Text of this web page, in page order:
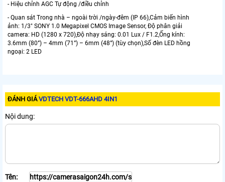
- Hiệu chỉnh AGC Tự động /điều chỉnh
- Quan sát Trong nhà – ngoài trời /ngày-đêm (IP 66),Cảm biến hình
ảnh: 1/3" SONY 1.0 Megapixel CMOS Image Sensor, Độ phân giải
camera: HD (1280 x 720),Độ nhạy sáng: 0.01 Lux / F1.2,Ống kính:
3.6mm (80°) – 4mm (71°) – 6mm (48°) (tùy chọn),Số đèn LED hồng
ngoại: 2 LED
ĐÁNH GIÁVDTECH VDT-666AHD 4IN1
Nội dung:
Tên: